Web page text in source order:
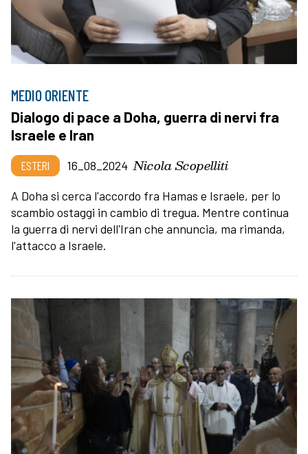
MEDIO ORIENTE
Dialogo di pace a Doha, guerra di nervi fra
Israele e Iran
ESTERI 16_08_2024 Nicola Scopelliti
A Doha si cerca l'accordo fra Hamas e Israele, per lo
scambio ostaggi in cambio di tregua. Mentre continua
la guerra di nervi dell'Iran che annuncia, ma rimanda,
l'attacco a Israele.